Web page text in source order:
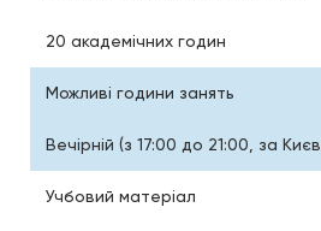
20 академічних годин
Можливі години занять
Вечірній (з 17:00 до 21:00, за
Учбовий матеріал